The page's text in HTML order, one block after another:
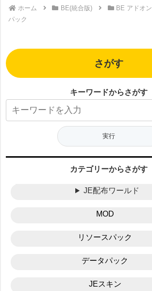
ホーム BE(統合版) BE アドオン
パック
さがす
キーワードからさがす
カテゴリーからさがす
JE配布ワールド
MOD
リソースパック
データパック
JEスキン